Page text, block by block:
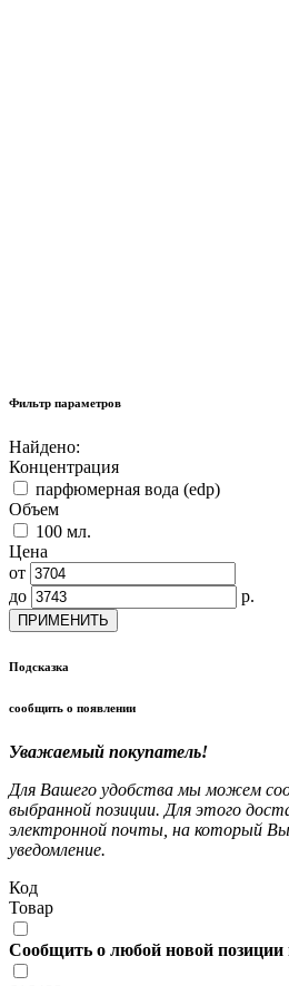
Фильтр параметров
Найдено:
Концентрация
парфюмерная вода (edp)
Объем
100 мл.
Цена
от
до
р.
ПРИМЕНИТЬ
Подсказка
сообщить о появлении
Уважаемый покупатель!
Для Вашего удобства мы можем
выбранной позиции. Для этого
электронной почты, на который
уведомление.
Код
Товар
Сообщить о любой новой позиции